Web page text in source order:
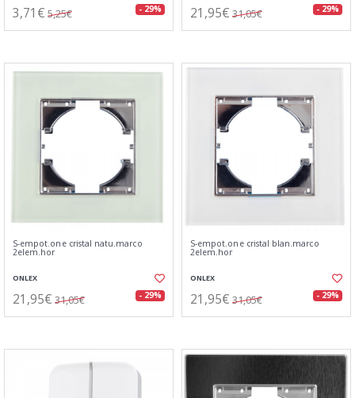
3,71€ 5,25€ - 29% 21,95€ 31,05€ - 29%
S-empot.one cristal natu.marco
2elem.hor
ONLEX
21,95€ 31,05€ - 29%
S-empot.one cristal blan.marco
2elem.hor
ONLEX
21,95€ 31,05€ - 29%